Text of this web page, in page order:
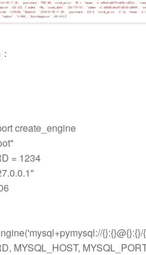
create_engine
= 1234
MYSQL_HOST,